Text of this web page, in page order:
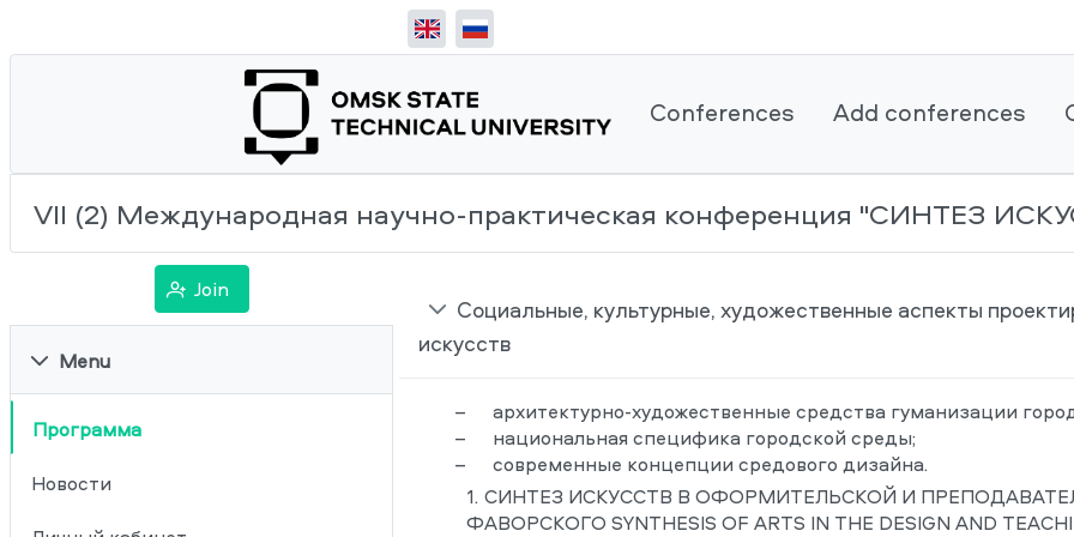
Conferences Add conferences
VII (2) Международная научно-практическая конференция "СИНТЕЗ
Join
Menu
Программа
Новости
Социальные, культурные, художественные аспекты
искусств
–	архитектурно-художественные средства гуманизации городской среды;
–	национальная специфика городской среды;
–	современные концепции средового дизайна.
1. СИНТЕЗ ИСКУССТВ В ОФОРМИТЕЛЬСКОЙ И
ФАВОРСКОГО SYNTHESIS OF ARTS IN THE DESIGN AND